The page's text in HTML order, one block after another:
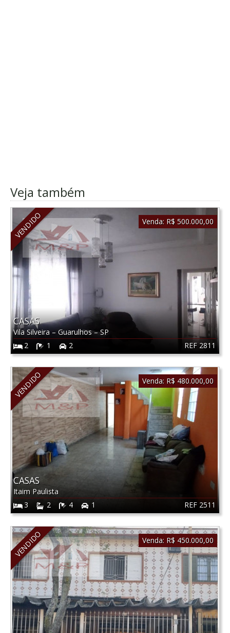
Veja também
VENDIDO
REF 2811
CASAS
Vila Silveira – Guarulhos–SP
2
1 2
Venda: R$ 500.000,00
VENDIDO
REF 2511
CASAS
Itaim Paulista
3
2 4 1
Venda: R$ 480.000,00
VENDIDO Venda: R$ 450.000,00